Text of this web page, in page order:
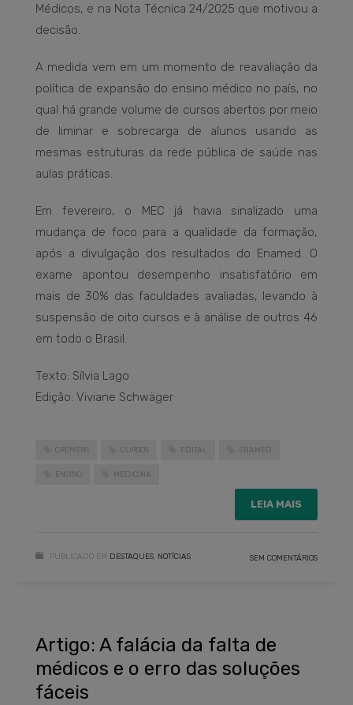
Médicos, e na Nota Técnica 24/2025 que motivou a
decisão.
A medida vem em um momento de reavaliação da
política de expansão do ensino médico no país, no
qual há grande volume de cursos abertos por meio
de liminar e sobrecarga de alunos usando as
mesmas estruturas da rede pública de saúde nas
aulas práticas.
Em fevereiro, o MEC já havia sinalizado uma
mudança de foco para a qualidade da formação,
após a divulgação dos resultados do Enamed. O
exame apontou desempenho insatisfatório em
mais de 30% das faculdades avaliadas, levando à
suspensão de oito cursos e à análise de outros 46
em todo o Brasil.
Texto: Sílvia Lago
Edição: Viviane Schwäger
CREMERS CURSOS EDITAL ENAMED
ENSINO MEDICINA
LEIA MAIS
PUBLICADO EM DESTAQUES NOTÍCIAS SEM COMENTÁRIOS
Artigo: A falácia da falta de
médicos e o erro das soluções
fáceis